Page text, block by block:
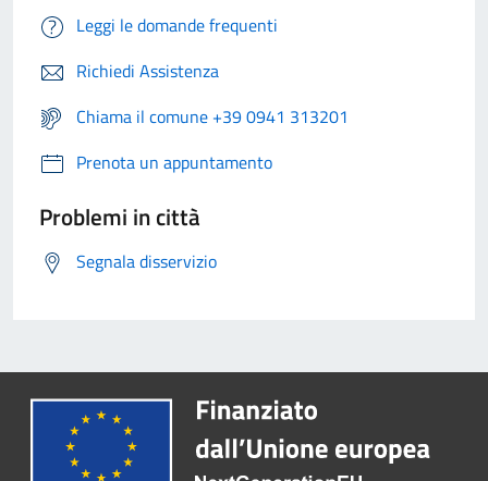
Leggi le domande frequenti
Richiedi Assistenza
Chiama il comune +39 0941 313201
Prenota un appuntamento
Problemi in città
Segnala disservizio